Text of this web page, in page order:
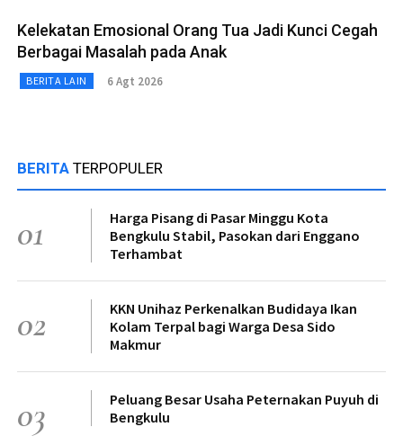
Kelekatan Emosional Orang Tua Jadi Kunci Cegah
Berbagai Masalah pada Anak
BERITA LAIN 6 Agt 2026
BERITA TERPOPULER
01
Harga Pisang di Pasar Minggu Kota
Bengkulu Stabil, Pasokan dari Enggano
Terhambat
02
KKN Unihaz Perkenalkan Budidaya Ikan
Kolam Terpal bagi Warga Desa Sido
Makmur
03
Peluang Besar Usaha Peternakan Puyuh di
Bengkulu